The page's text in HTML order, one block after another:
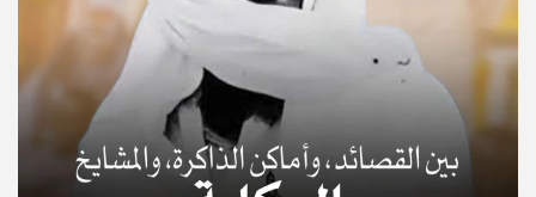
© Copyright 2025, APS